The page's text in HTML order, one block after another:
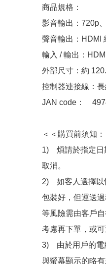
商品規格：
影音輸出：720p
聲音輸出：HDMI
輸入 / 輸出：
外部尺寸：約
控制器連接線：
JAN code：　
＜＜購買前須知：
1)　煩請於指定
取消。
2)　如客人選擇
包裝好，但運送
等風險需由客戶
考慮再下單，或
3)　由於用戶的
與螢幕顯示的略有